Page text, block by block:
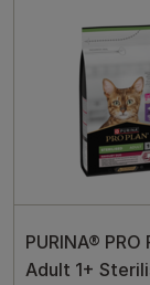
PURINA® PRO
Adult 1+